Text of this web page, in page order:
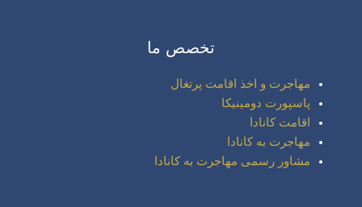
تخصص ما
مهاجرت و اخذ اقامت پرتغال
پاسپورت دومینیکا
اقامت کانادا
مهاجرت به کانادا
مشاور رسمی مهاجرت به کانادا